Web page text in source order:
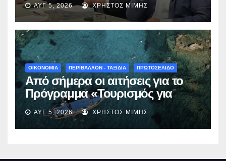
Νεστορίου: «Η δέσμευσή μας
γίνεται πράξη με εξασφαλισμένη
χρηματοδότηση»
ΑΥΓ 5, 2026 ΧΡΉΣΤΟΣ ΜΊΜΗΣ
ΟΙΚΟΝΟΜΙΑ ΠΕΡΙΒΑΛΛΟΝ - ΤΑΞΙΔΙΑ ΠΡΩΤΟΣΕΛΙΔΟ
Από σήμερα οι αιτήσεις για το
Πρόγραμμα «Τουρισμός για
Όλους 2026-2027» – Πότε λήγει
η προσθεσμία
ΑΥΓ 5, 2026 ΧΡΉΣΤΟΣ ΜΊΜΗΣ